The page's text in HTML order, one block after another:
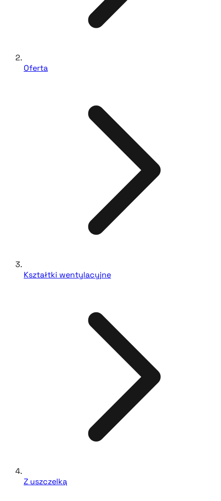
Oferta
Kształtki wentylacyjne
Z uszczelką